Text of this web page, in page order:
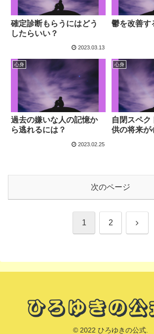
確定診断もらうにはどう
したらいい？
2023.03.13
鬱を改善す
心身
過去の嫌いな人の記憶か
ら逃れるには？
2023.02.25
心身
自閉スペク
供の将来が
次のページ
1 2 次
© 2022 ひろゆきの公式.